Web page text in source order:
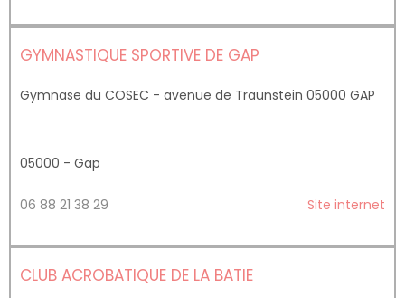
GYMNASTIQUE SPORTIVE DE GAP
Gymnase du COSEC - avenue de Traunstein 05000 GAP
05000 - Gap
Site internet
06 88 21 38 29
CLUB ACROBATIQUE DE LA BATIE